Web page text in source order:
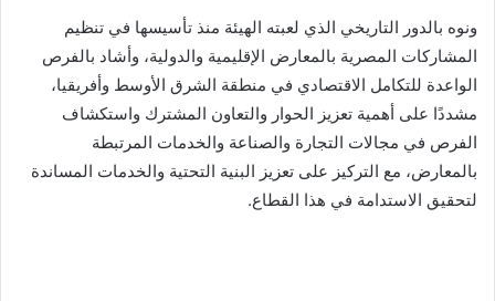
ونوه بالدور التاريخي الذي لعبته الهيئة منذ تأسيسها في تنظيم
المشاركات المصرية بالمعارض الإقليمية والدولية، وأشاد بالفرص
الواعدة للتكامل الاقتصادي في منطقة الشرق الأوسط وأفريقيا،
مشددًا على أهمية تعزيز الحوار والتعاون المشترك واستكشاف
الفرص في مجالات التجارة والصناعة والخدمات المرتبطة
بالمعارض، مع التركيز على تعزيز البنية التحتية والخدمات المساندة
لتحقيق الاستدامة في هذا القطاع.